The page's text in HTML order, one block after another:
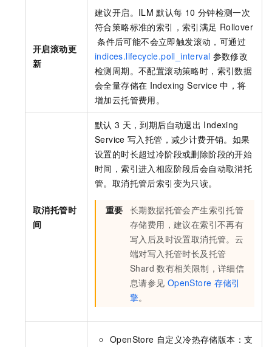
开启滚动更
新
建议开启。ILM 默认每 10 分钟检测一次
符合策略标准的索引，索引满足 Rollover
条件后可能不会立即触发滚动，可通过
indices.lifecycle.poll_interval 参数修改
检测周期。不配置滚动策略时，索引数据
会全量存储在 Indexing Service 中，将
增加云托管费用。
取消托管时
间
默认 3 天，到期后自动退出 Indexing
Service 写入托管，减少计费开销。如果
设置的时长超过冷阶段或删除阶段的开始
时间，索引进入相应阶段后会自动取消托
管。取消托管后索引变为只读。
重要 长期数据托管会产生索引托管
存储费用，建议在索引不再有
写入后及时设置取消托管。云
端对写入托管时长及托管
Shard 数有相关限制，详细信
息请参见 OpenStore 存储引
擎。
OpenStore 自定义冷热存储版本：支